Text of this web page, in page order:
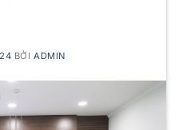
BỞIADMIN